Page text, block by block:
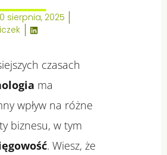
sierpnia, 2025
czasach
ma
wpływ na różne
biznesu, w tym
. Wiesz, że